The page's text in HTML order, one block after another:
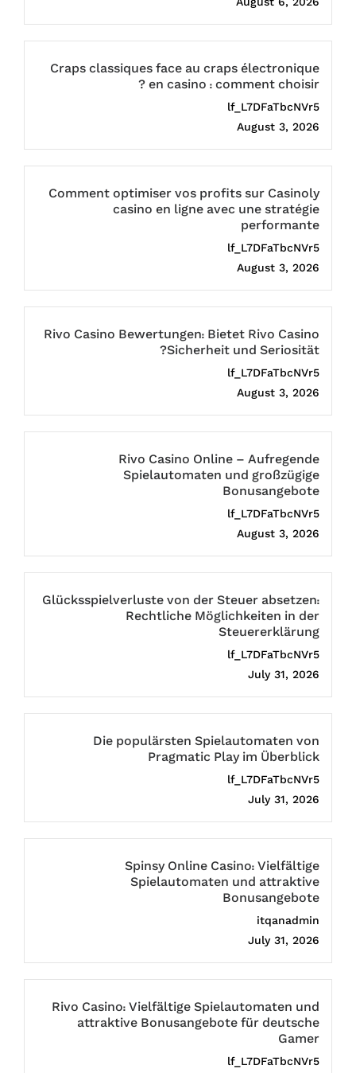
Craps classiques face au craps électronique
en casino : comment choisir ?
lf_L7DFaTbcNVr5
August 3, 2026
Comment optimiser vos profits sur Casinoly
casino en ligne avec une stratégie
performante
lf_L7DFaTbcNVr5
August 3, 2026
Rivo Casino Bewertungen: Bietet Rivo Casino
Sicherheit und Seriosität?
lf_L7DFaTbcNVr5
August 3, 2026
Rivo Casino Online – Aufregende
Spielautomaten und großzügige
Bonusangebote
lf_L7DFaTbcNVr5
August 3, 2026
Glücksspielverluste von der Steuer absetzen:
Rechtliche Möglichkeiten in der
Steuererklärung
lf_L7DFaTbcNVr5
July 31, 2026
Die populärsten Spielautomaten von
Pragmatic Play im Überblick
lf_L7DFaTbcNVr5
July 31, 2026
Spinsy Online Casino: Vielfältige
Spielautomaten und attraktive
Bonusangebote
itqanadmin
July 31, 2026
Rivo Casino: Vielfältige Spielautomaten und
attraktive Bonusangebote für deutsche
Gamer
lf_L7DFaTbcNVr5